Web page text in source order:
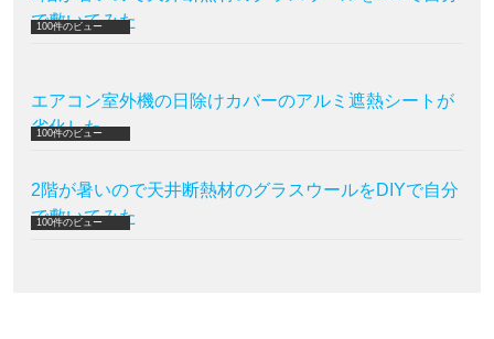
で敷いてみた
100件のビュー
エアコン室外機の日除けカバーのアルミ遮熱シートが
劣化した
100件のビュー
2階が暑いので天井断熱材のグラスウールをDIYで自分
で敷いてみた
100件のビュー